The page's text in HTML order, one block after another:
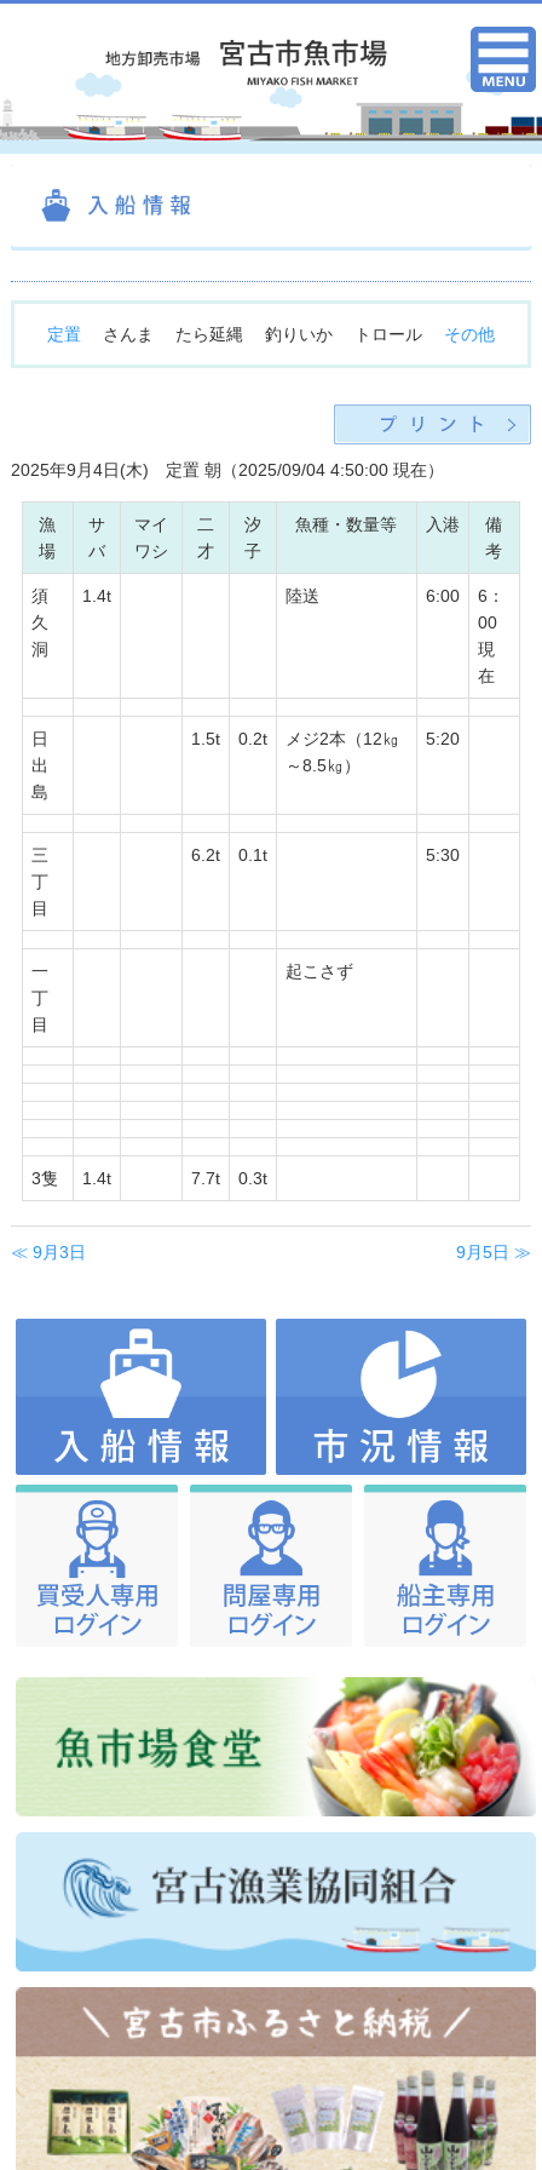
定置 さんま たら延縄 釣りいか トロール その他
2025年9月4日(木) 定置 朝（2025/09/04 4:50:00 現在）
漁
場
サ
バ
マイ
ワシ
二
才
汐
子
魚種・数量等 入港
備
考
須
久
洞
1.4t 陸送 6:00
6：
00
現
在
日
出
島
1.5t 0.2t
メジ2本（12㎏
～8.5㎏）
5:20
三
丁
目
6.2t 0.1t 5:30
一
丁
目
起こさず
3隻 1.4t 7.7t 0.3t
≪ 9月3日 9月5日 ≫